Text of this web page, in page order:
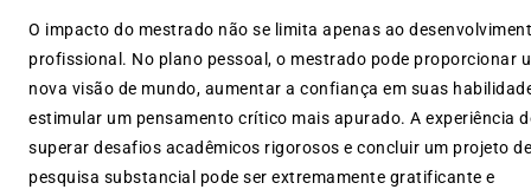
O impacto do mestrado não se limita apenas ao
profissional. No plano pessoal, o mestrado pode proporcionar
nova visão de mundo, aumentar a confiança em suas
estimular um pensamento crítico mais apurado. A experiência
superar desafios acadêmicos rigorosos e concluir um projeto de
pesquisa substancial pode ser extremamente gratificante e